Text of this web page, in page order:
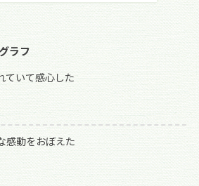
ラフ
ていて感心した
感動をおぼえた